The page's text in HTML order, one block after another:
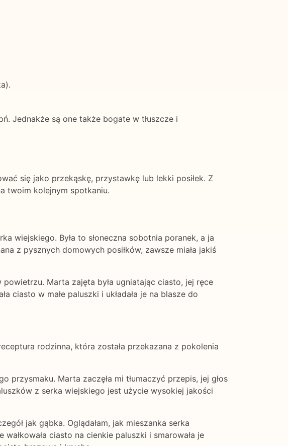
Jednakże są one także bogate w tłuszcze i
się jako przekąskę, przystawkę lub lekki posiłek. Z
twoim kolejnym spotkaniu.
wiejskiego. Była to słoneczna sobotnia poranek, a ja
z pysznych domowych posiłków, zawsze miała jakiś
Marta zajęta była ugniatając ciasto, jej ręce
ciasto w małe paluszki i układała je na blasze do
rodzinna, która została przekazana z pokolenia
przysmaku. Marta zaczęła mi tłumaczyć przepis, jej głos
z serka wiejskiego jest użycie wysokiej jakości
jak gąbka. Oglądałam, jak mieszanka serka
ciasto na cienkie paluszki i smarowała je